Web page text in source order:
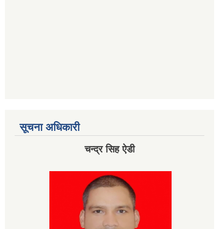
सूचना अधिकारी
चन्द्र सिह ऐडी